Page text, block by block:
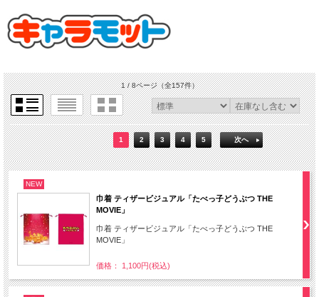
1 / 8ページ（全157件）
1 2 3 4 5 次へ
NEW
巾着 ティザービジュアル「たべっ子どうぶつ THE
MOVIE」
巾着 ティザービジュアル「たべっ子どうぶつ THE
MOVIE」
価格： 1,100円(税込)